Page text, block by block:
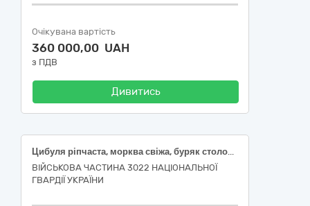
Очікувана вартість
360 000,00 UAH
з ПДВ
Дивитись
Цибуля ріпчаста, морква свіжа, буряк столовий свіжий
ВІЙСЬКОВА ЧАСТИНА 3022 НАЦІОНАЛЬНОЇ
ГВАРДІЇ УКРАЇНИ